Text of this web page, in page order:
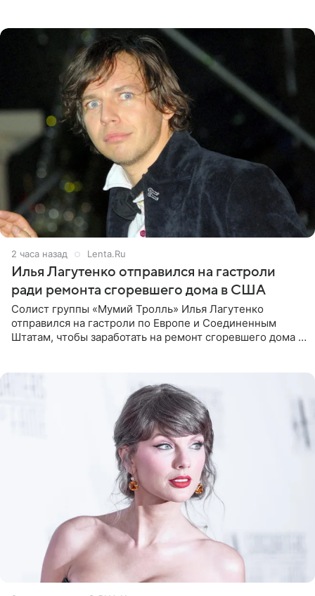
2 часа назад Lenta.Ru
Илья Лагутенко отправился на гастроли
ради ремонта сгоревшего дома в США
Солист группы «Мумий Тролль» Илья Лагутенко
отправился на гастроли по Европе и Соединенным
Штатам, чтобы заработать на ремонт сгоревшего дома в